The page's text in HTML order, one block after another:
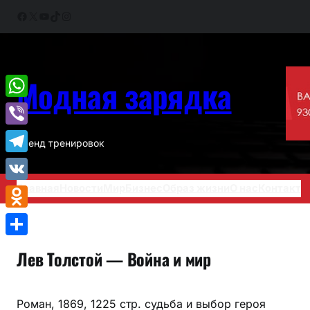
Модная зарядка
Тренд тренировок
Главная
Лев Толстой — Война и мир
Роман, 1869, 1225 стр. судьба и выбор героя
WhatsApp
Viber
Telegram
VK
Odnoklassniki